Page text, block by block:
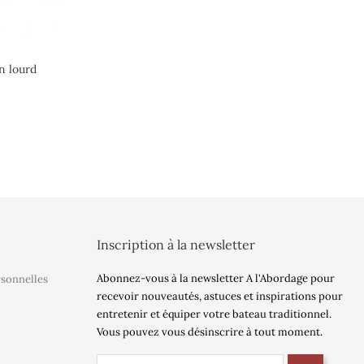
lourd
Inscription à la newsletter
Abonnez-vous à la newsletter A l'Abordage pour
recevoir nouveautés, astuces et inspirations pour
entretenir et équiper votre bateau traditionnel.
Vous pouvez vous désinscrire à tout moment.